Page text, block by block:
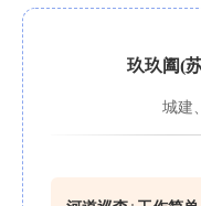
玖玖阖(
城建